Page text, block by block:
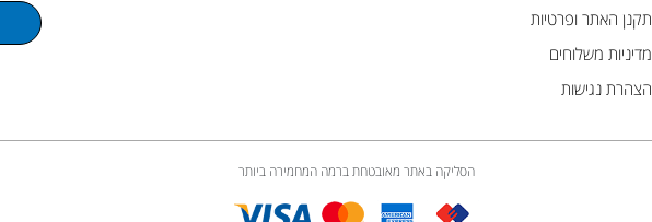
תקנן האתר ופרטיות
מדיניות משלוחים
הצהרת נגישות
הסליקה באתר מאובטחת ברמה המחמירה ביותר